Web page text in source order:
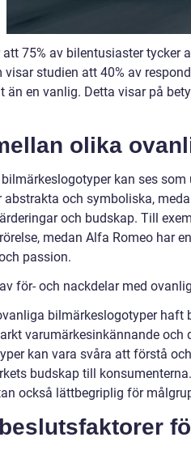
75% av bilentusiaster tycker
studien att 40% av
än en vanlig. Detta visar på
olika
kan ses
och symboliska,
och budskap. Till
medan Alfa Romeo har
passion.
för- och nackdelar med
bilmärkeslogotyper
varumärkesinkännande
kan vara svåra att förstå
budskap till
också lättbegriplig för